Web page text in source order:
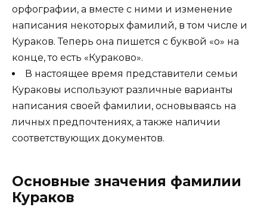
орфографии, а вместе с ними и изменение
написания некоторых фамилий, в том числе и
Кураков. Теперь она пишется с буквой «о» на
конце, то есть «Кураково».
В настоящее время представители семьи
Кураковы используют различные варианты
написания своей фамилии, основываясь на
личных предпочтениях, а также наличии
соответствующих документов.
Основные значения фамилии
Кураков